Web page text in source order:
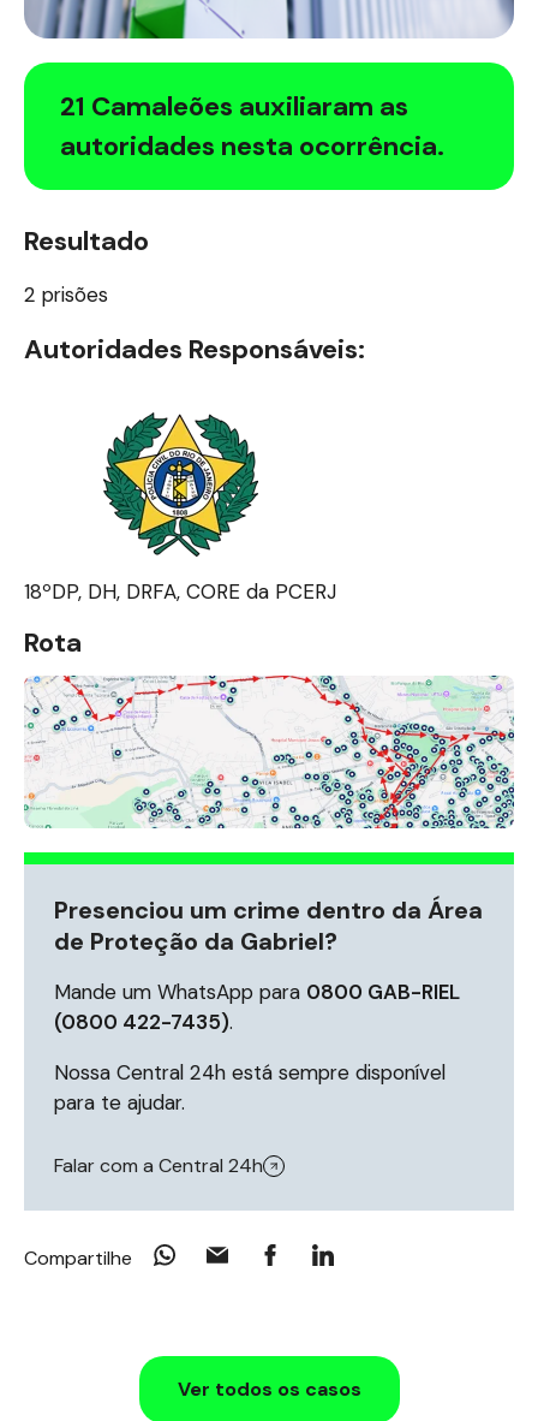
21 Camaleões auxiliaram as
autoridades nesta ocorrência.
Resultado
2 prisões
Autoridades Responsáveis:
18ºDP, DH, DRFA, CORE da PCERJ
Rota
Presenciou um crime dentro da Área
de Proteção da Gabriel?
Mande um WhatsApp para 0800 GAB-RIEL
(0800 422-7435).
Nossa Central 24h está sempre disponível
para te ajudar.
Falar com a Central 24h
Compartilhe
Ver todos os casos